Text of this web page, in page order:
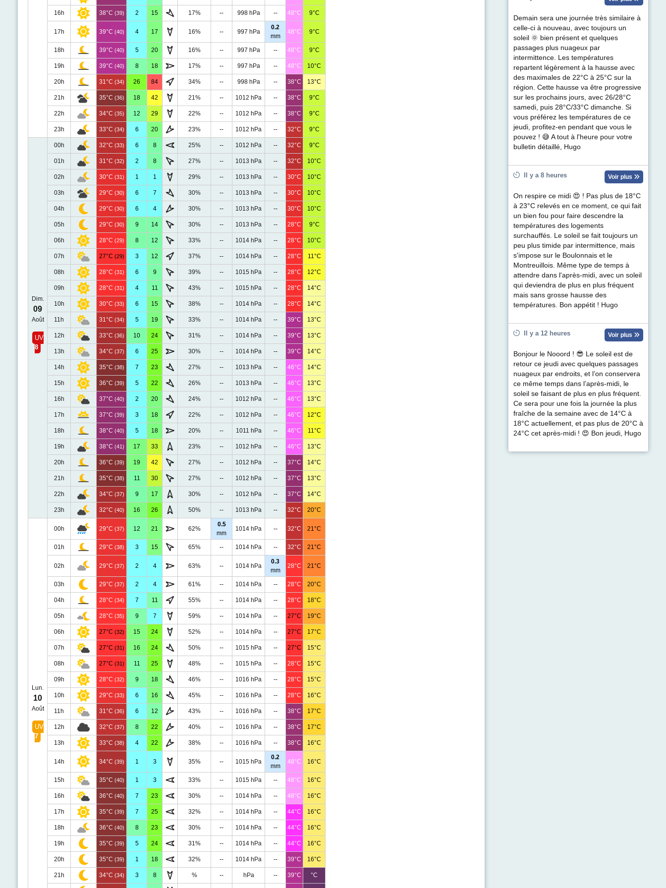
16h 38°C (39) 2 15 17% -- 998 hPa -- 48°C 9°C
17h 39°C (40) 4 17 16% -- 997 hPa
0.2
mm
48°C 9°C
18h 39°C (40) 5 20 16% -- 997 hPa -- 48°C 9°C
19h 39°C (40) 8 18 17% -- 997 hPa -- 48°C 10°C
20h 31°C (34) 26 84 34% -- 998 hPa -- 38°C 13°C
21h 35°C (36) 18 42 21% -- 1012 hPa -- 38°C 9°C
22h 34°C (35) 12 29 22% -- 1012 hPa -- 38°C 9°C
23h 33°C (34) 6 20 23% -- 1012 hPa -- 32°C 9°C
Dim.
09
Août
UV
8
00h 32°C (33) 6 8 25% -- 1012 hPa -- 32°C 9°C
01h 31°C (32) 2 8 27% -- 1013 hPa -- 32°C 10°C
02h 30°C (31) 1 1 29% -- 1013 hPa -- 30°C 10°C
03h 29°C (30) 6 7 30% -- 1013 hPa -- 30°C 10°C
04h 29°C (30) 6 4 30% -- 1013 hPa -- 30°C 10°C
05h 29°C (30) 9 14 30% -- 1013 hPa -- 28°C 9°C
06h 28°C (29) 8 12 33% -- 1014 hPa -- 28°C 10°C
07h 27°C (29) 3 12 37% -- 1014 hPa -- 28°C 11°C
08h 28°C (31) 6 9 39% -- 1015 hPa -- 28°C 12°C
09h 28°C (31) 4 11 43% -- 1015 hPa -- 28°C 14°C
10h 30°C (33) 6 15 38% -- 1014 hPa -- 28°C 14°C
11h 31°C (34) 5 19 33% -- 1014 hPa -- 39°C 13°C
12h 33°C (36) 10 24 31% -- 1014 hPa -- 39°C 13°C
13h 34°C (37) 6 25 30% -- 1014 hPa -- 39°C 14°C
14h 35°C (38) 7 23 27% -- 1013 hPa -- 46°C 14°C
15h 36°C (39) 5 22 26% -- 1013 hPa -- 46°C 13°C
16h 37°C (40) 2 20 24% -- 1012 hPa -- 46°C 13°C
17h 37°C (39) 3 18 22% -- 1012 hPa -- 46°C 12°C
18h 38°C (40) 5 18 20% -- 1011 hPa -- 46°C 11°C
19h 38°C (41) 17 33 23% -- 1012 hPa -- 46°C 13°C
20h 36°C (39) 19 42 27% -- 1012 hPa -- 37°C 14°C
21h 35°C (38) 11 30 27% -- 1012 hPa -- 37°C 13°C
22h 34°C (37) 9 17 30% -- 1012 hPa -- 37°C 14°C
23h 32°C (40) 16 26 50% -- 1013 hPa -- 32°C 20°C
Lun.
10
Août
UV
7
00h 29°C (37) 12 21 62%
0.5
mm
1014 hPa -- 32°C 21°C
01h 29°C (38) 3 15 65% -- 1014 hPa -- 32°C 21°C
02h 29°C (37) 2 4 63% -- 1014 hPa
0.3
mm
28°C 21°C
03h 29°C (37) 2 4 61% -- 1014 hPa -- 28°C 20°C
04h 28°C (34) 7 11 55% -- 1014 hPa -- 28°C 18°C
05h 28°C (35) 9 7 59% -- 1014 hPa -- 27°C 19°C
06h 27°C (32) 15 24 52% -- 1014 hPa -- 27°C 17°C
07h 27°C (31) 16 24 50% -- 1015 hPa -- 27°C 15°C
08h 27°C (31) 11 25 48% -- 1015 hPa -- 28°C 15°C
09h 28°C (32) 9 18 46% -- 1016 hPa -- 28°C 15°C
10h 29°C (33) 6 16 45% -- 1016 hPa -- 28°C 16°C
11h 31°C (36) 6 12 43% -- 1016 hPa -- 38°C 17°C
12h 32°C (37) 8 22 40% -- 1016 hPa -- 38°C 17°C
13h 33°C (38) 4 22 38% -- 1016 hPa -- 38°C 16°C
14h 34°C (39) 1 3 35% -- 1015 hPa
0.2
mm
48°C 16°C
15h 35°C (40) 1 3 33% -- 1015 hPa -- 48°C 16°C
16h 36°C (40) 7 23 30% -- 1014 hPa -- 48°C 16°C
17h 35°C (39) 7 25 32% -- 1014 hPa -- 44°C 16°C
18h 36°C (40) 8 23 30% -- 1014 hPa -- 44°C 16°C
19h 35°C (39) 5 24 31% -- 1014 hPa -- 44°C 16°C
20h 35°C (39) 1 18 32% -- 1014 hPa -- 39°C 16°C
21h 34°C (34) 3 8 % -- hPa -- 39°C °C
Demain sera une journée très similaire à
celle-ci à nouveau, avec toujours un
soleil 🌞 bien présent et quelques
passages plus nuageux par
intermittence. Les températures
repartent légèrement à la hausse avec
des maximales de 22°C à 25°C sur la
région. Cette hausse va être progressive
sur les prochains jours, avec 26/28°C
samedi, puis 28°C/33°C dimanche. Si
vous préférez les températures de ce
jeudi, profitez-en pendant que vous le
pouvez ! 😅 A tout à l'heure pour votre
bulletin détaillé, Hugo
Il y a 8 heures Voir plus
On respire ce midi 😍 ! Pas plus de 18°C
à 23°C relevés en ce moment, ce qui fait
un bien fou pour faire descendre la
températures des logements
surchauffés. Le soleil se fait toujours un
peu plus timide par intermittence, mais
s'impose sur le Boulonnais et le
Montreuillois. Même type de temps à
attendre dans l'après-midi, avec un soleil
qui deviendra de plus en plus fréquent
mais sans grosse hausse des
températures. Bon appétit ! Hugo
Il y a 12 heures Voir plus
Bonjour le Nooord ! 😎 Le soleil est de
retour ce jeudi avec quelques passages
nuageux par endroits, et l’on conservera
ce même temps dans l’après-midi, le
soleil se faisant de plus en plus fréquent.
Ce sera pour une fois la journée la plus
fraîche de la semaine avec de 14°C à
18°C actuellement, et pas plus de 20°C à
24°C cet après-midi ! 😍 Bon jeudi, Hugo